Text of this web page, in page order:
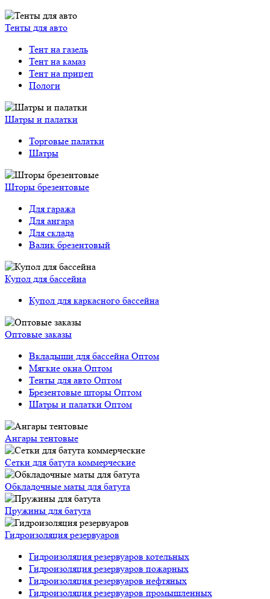
Тенты для авто
Тент на газель
Тент на камаз
Тент на прицеп
Пологи
Шатры и палатки
Торговые палатки
Шатры
Шторы брезентовые
Для гаража
Для ангара
Для склада
Валик брезентовый
Купол для бассейна
Купол для каркасного бассейна
Оптовые заказы
Вкладыши для бассейна Оптом
Мягкие окна Оптом
Тенты для авто Оптом
Брезентовые шторы Оптом
Шатры и палатки Оптом
Ангары тентовые
Сетки для батута коммерческие
Обкладочные маты для батута
Пружины для батута
Гидроизоляция резервуаров
Гидроизоляция резервуаров котельных
Гидроизоляция резервуаров пожарных
Гидроизоляция резервуаров нефтяных
Гидроизоляция резервуаров промышленных